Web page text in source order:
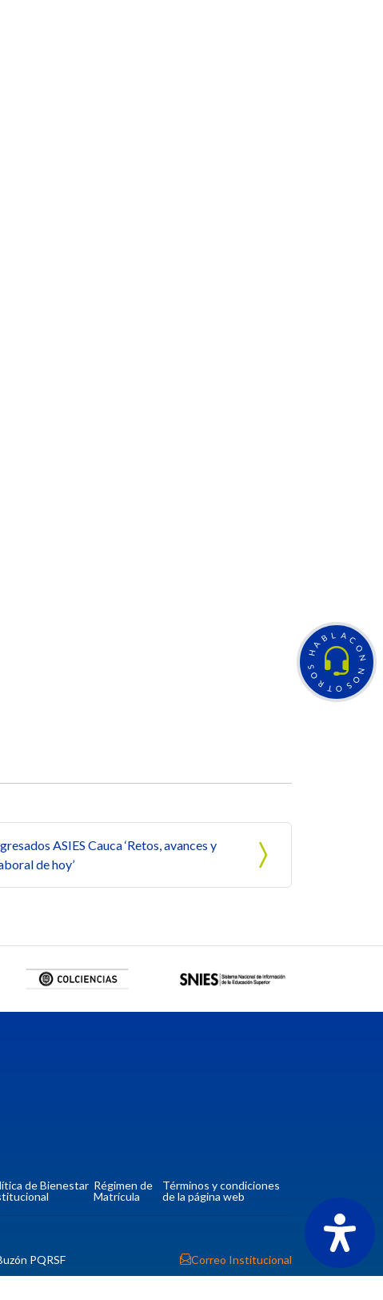
H
A
B L A C
O
N
N
O
S
O
T
R
O
S
ASIES Cauca ‘Retos, avances y
de hoy’
de Bienestar Régimen de
Matrícula
Términos y condiciones
de la página web
PQRSF Correo Institucional